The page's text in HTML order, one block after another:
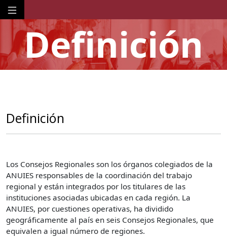
Definición
Definición
Los Consejos Regionales son los órganos colegiados de la
ANUIES responsables de la coordinación del trabajo
regional y están integrados por los titulares de las
instituciones asociadas ubicadas en cada región. La
ANUIES, por cuestiones operativas, ha dividido
geográficamente al país en seis Consejos Regionales, que
equivalen a igual número de regiones.